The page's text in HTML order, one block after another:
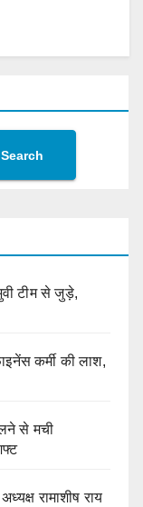
Search
टीम से जुड़े,
कर्मी की लाश,
से मची
रामाशीष राय